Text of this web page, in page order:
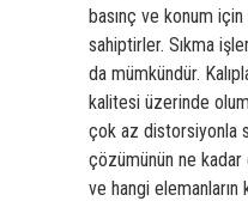
basınç ve konum
sahiptirler. Sıkma
da mümkündür.
kalitesi üzerinde
çok az distorsiyonla
çözümünün ne
ve hangi